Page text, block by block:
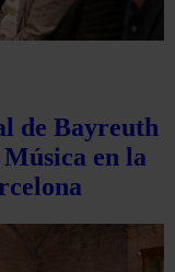
de Bayreuth
en la